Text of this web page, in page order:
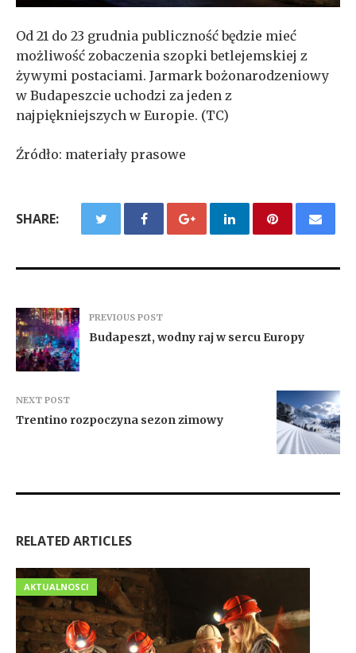
Od 21 do 23 grudnia publiczność będzie mieć
możliwość zobaczenia szopki betlejemskiej z
żywymi postaciami. Jarmark bożonarodzeniowy
w Budapeszcie uchodzi za jeden z
najpiękniejszych w Europie. (TC)
Źródło: materiały prasowe
SHARE:
PREVIOUS POST
Budapeszt, wodny raj w sercu Europy
NEXT POST
Trentino rozpoczyna sezon zimowy
RELATED ARTICLES
AKTUALNOSCI